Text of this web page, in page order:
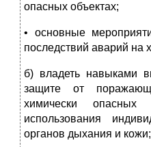
опасных объектах;
• основные
последствий аварий на
б) владеть навыками
защите от
химически опасных
использования
органов дыхания и кожи;